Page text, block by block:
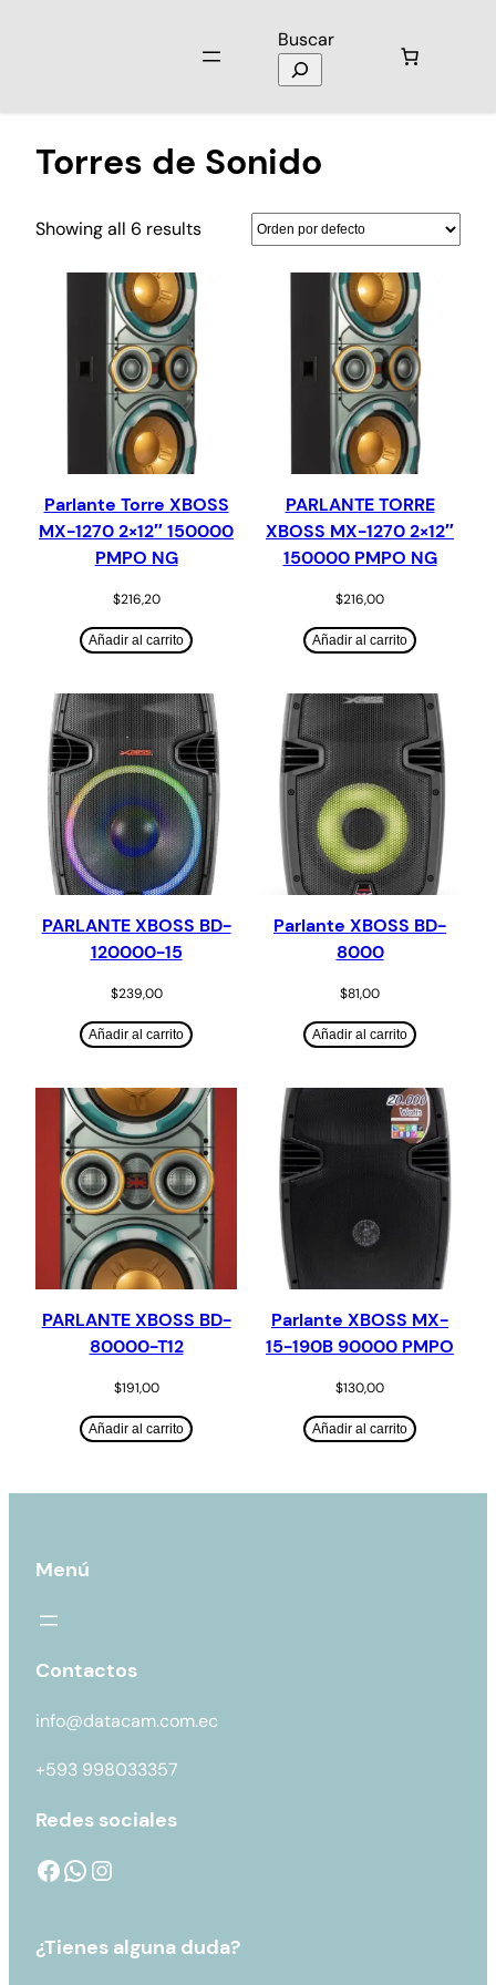
Buscar
Torres de Sonido
Showing all 6 results
Parlante Torre XBOSS
MX-1270 2×12″ 150000
PMPO NG
$216,20
Añadir al carrito
PARLANTE TORRE
XBOSS MX-1270 2×12″
150000 PMPO NG
$216,00
Añadir al carrito
PARLANTE XBOSS BD-
120000-15
$239,00
Añadir al carrito
Parlante XBOSS BD-
8000
$81,00
Añadir al carrito
PARLANTE XBOSS BD-
80000-T12
$191,00
Añadir al carrito
Parlante XBOSS MX-
15-190B 90000 PMPO
$130,00
Añadir al carrito
Menú
Contactos
info@datacam.com.ec
+593 998033357
Redes sociales
¿Tienes alguna duda?